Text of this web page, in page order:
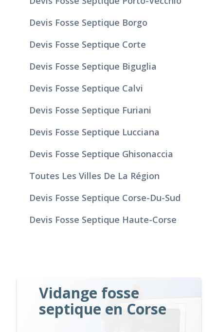
Devis Fosse Septique Borgo
Devis Fosse Septique Corte
Devis Fosse Septique Biguglia
Devis Fosse Septique Calvi
Devis Fosse Septique Furiani
Devis Fosse Septique Lucciana
Devis Fosse Septique Ghisonaccia
Toutes Les Villes De La Région
Devis Fosse Septique Corse-Du-Sud
Devis Fosse Septique Haute-Corse
Vidange fosse
septique en Corse